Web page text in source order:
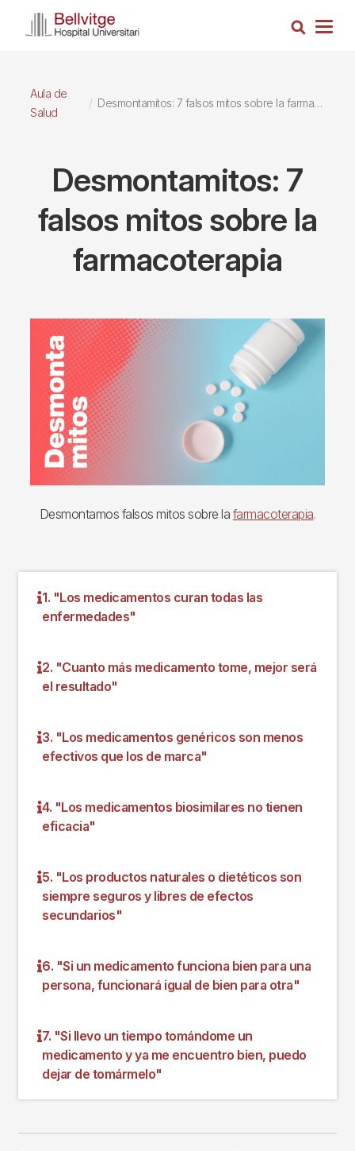
Busca
Aula de
Salud
Desmontamitos: 7 falsos mitos sobre la farmacoterapia
Desmontamitos: 7
falsos mitos sobre la
farmacoterapia
Imagen
Desmontamos falsos mitos sobre la farmacoterapia.
1. "Los medicamentos curan todas las
enfermedades"
2. "Cuanto más medicamento tome, mejor será
el resultado"
3. "Los medicamentos genéricos son menos
efectivos que los de marca"
4. "Los medicamentos biosimilares no tienen
eficacia"
5. "Los productos naturales o dietéticos son
siempre seguros y libres de efectos
secundarios"
6. "Si un medicamento funciona bien para una
persona, funcionará igual de bien para otra"
7. "Si llevo un tiempo tomándome un
medicamento y ya me encuentro bien, puedo
dejar de tomármelo"